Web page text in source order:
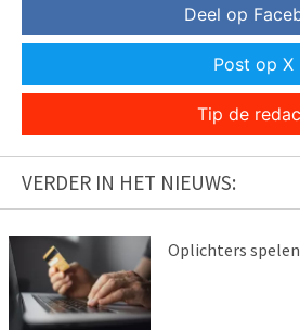
Deel op
Post op X
Tip de
VERDER IN HET NIEUWS:
Oplichters